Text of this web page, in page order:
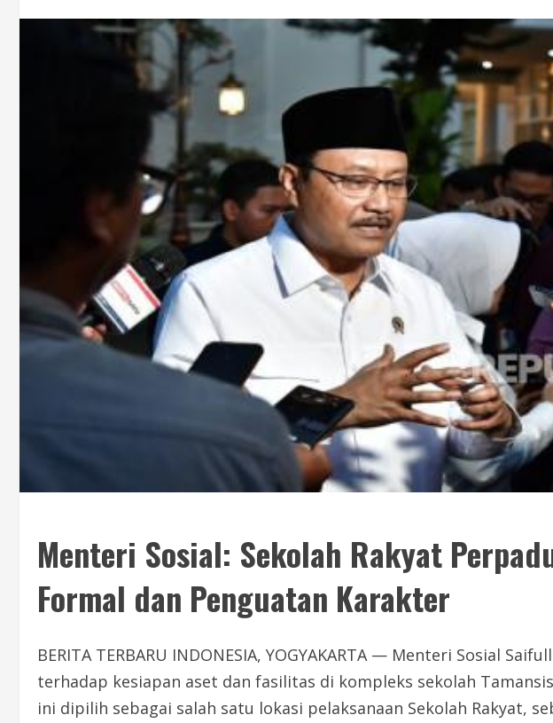
Menteri Sosial: Sekolah Rakyat
Formal dan Penguatan Karakter
BERITA TERBARU INDONESIA, YOGYAKARTA — Menteri Sosial
terhadap kesiapan aset dan fasilitas di kompleks sekolah
ini dipilih sebagai salah satu lokasi pelaksanaan Sekolah Rakyat,